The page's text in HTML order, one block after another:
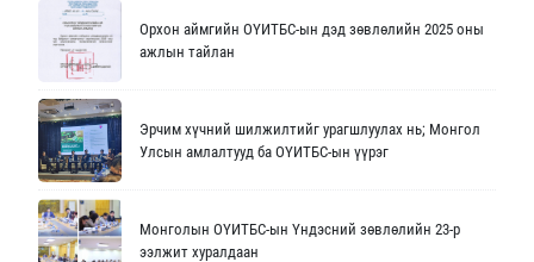
Орхон аймгийн ОҮИТБС-ын дэд зөвлөлийн 2025 оны
ажлын тайлан
Эрчим хүчний шилжилтийг урагшлуулах нь; Монгол
Улсын амлалтууд ба ОҮИТБС-ын үүрэг
Монголын ОҮИТБС-ын Үндэсний зөвлөлийн 23-р
ээлжит хуралдаан